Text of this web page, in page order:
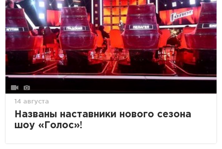
14 августа
Названы наставники нового сезона
шоу «Голос»!